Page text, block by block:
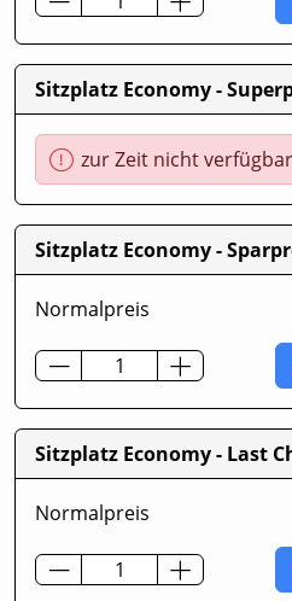
Sitzplatz Economy -
zur Zeit nicht verfügbar
Sitzplatz Economy -
Normalpreis
Sitzplatz Economy - Last
Normalpreis